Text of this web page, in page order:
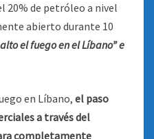
20% de petróleo a nivel
abierto durante 10
el fuego en el Líbano” e
en Líbano, el paso
a través del
completamente